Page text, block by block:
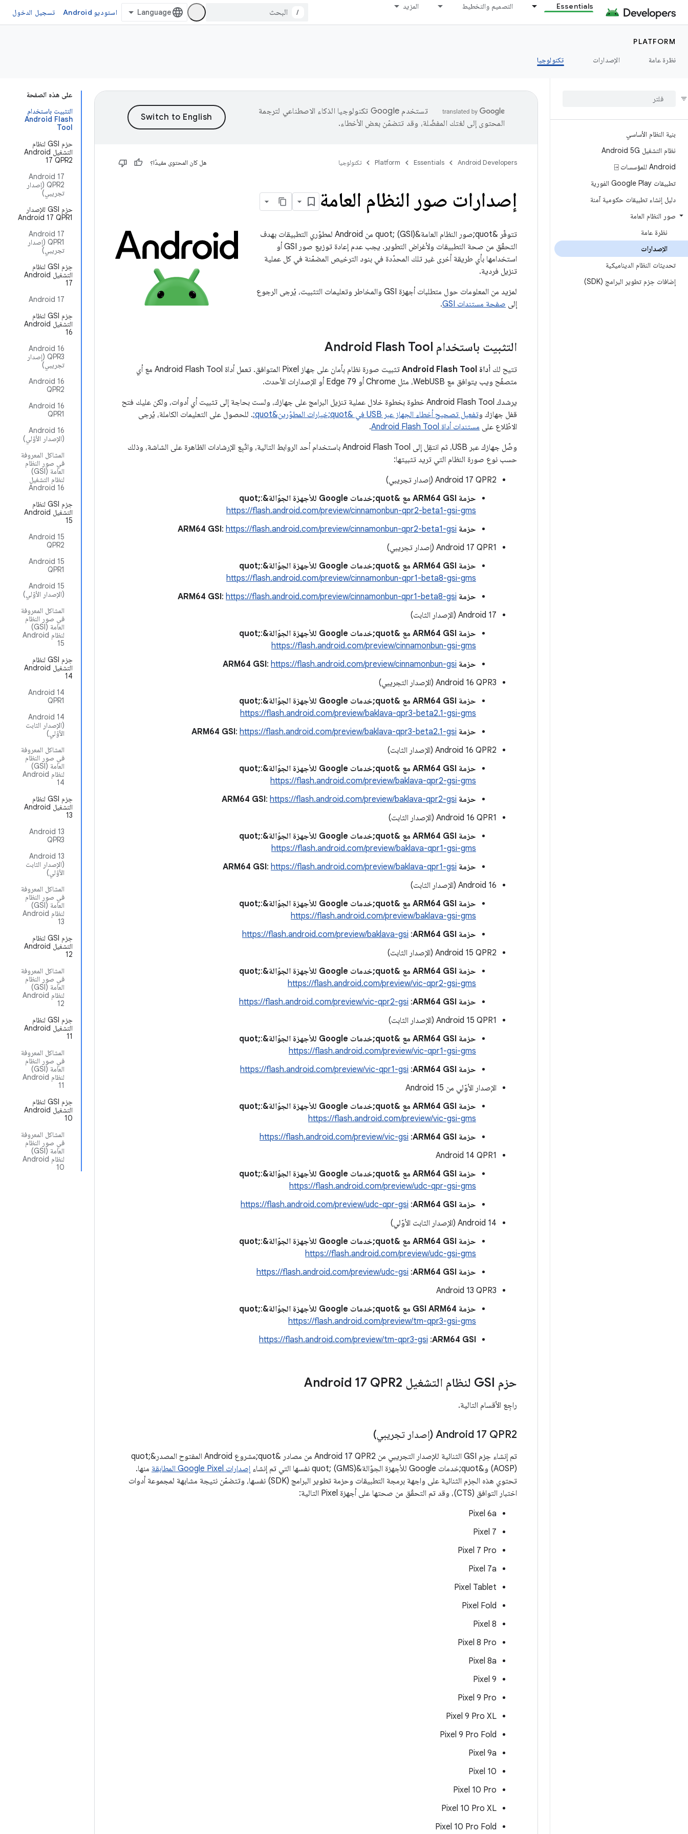
Essentials التصميم والتخطيط المزيد
/ استوديو Android تسجيل الدخول
PLATFORM
نظرة عامة
الإصدارات تكنولوجيا
بنية النظام الأساسي
نظام التشغيل Android 5G
Android للمؤسسات ⍈
تطبيقات Google Play الفورية
دليل إنشاء تطبيقات حكومية آمنة
صور النظام العامة
نظرة عامة
الإصدارات
تحديثات النظام الديناميكية
إضافات حِزم تطوير البرامج (SDK)
على هذه الصفحة
التثبيت باستخدام
Android Flash
Tool
حزم GSI لنظام
التشغيل Android
17 QPR2
‫Android 17
QPR2 (إصدار
تجريبي)
حزم GSI للإصدار
Android 17 QPR1
‫Android 17
QPR1 (إصدار
تجريبي)
حِزم GSI لنظام
التشغيل Android
17
Android 17
حِزم GSI لنظام
التشغيل Android
16
‫Android 16
QPR3 (إصدار
تجريبي)
‫Android 16
QPR2
‫Android 16
QPR1
‫Android 16
(الإصدار الأوّلي)
المشاكل المعروفة
في صور النظام
العامة (GSI)
لنظام التشغيل
Android 16
حِزم GSI لنظام
التشغيل Android
15
‫Android 15
QPR2
‫Android 15
QPR1
‫Android 15
(الإصدار الأوّلي)
المشاكل المعروفة
في صور النظام
العامة (GSI)
لنظام Android
15
حِزم GSI لنظام
التشغيل Android
14
‫Android 14
QPR1
‫Android 14
(الإصدار الثابت
الأوّلي)
المشاكل المعروفة
في صور النظام
العامة (GSI)
لنظام Android
14
حِزم GSI لنظام
التشغيل Android
13
‫Android 13
QPR3
‫Android 13
(الإصدار الثابت
الأوّلي)
المشاكل المعروفة
في صور النظام
العامة (GSI)
لنظام Android
13
حِزم GSI لنظام
التشغيل Android
12
المشاكل المعروفة
في صور النظام
العامة (GSI)
لنظام Android
12
حِزم GSI لنظام
التشغيل Android
11
المشاكل المعروفة
في صور النظام
العامة (GSI)
لنظام Android
11
حِزم GSI لنظام
التشغيل Android
10
المشاكل المعروفة
في صور النظام
العامة (GSI)
لنظام Android
10
تستخدم Google تكنولوجيا الذكاء الاصطناعي لترجمة
المحتوى إلى لغتك المفضّلة، وقد تتضمّن بعض الأخطاء.
Android Developers
Essentials
Platform تكنولوجيا هل كان المحتوى مفيدًا؟
إصدارات صور النظام العامة
تتوفّر &quot;صور النظام العامة&quot; (GSI) من Android لمطوّري التطبيقات بهدف
التحقّق من صحة التطبيقات ولأغراض التطوير. يجب عدم إعادة توزيع صور GSI أو
استخدامها بأي طريقة أخرى غير تلك المحدّدة في بنود الترخيص المضمّنة في كل عملية
تنزيل فردية.
لمزيد من المعلومات حول متطلبات أجهزة GSI والمخاطر وتعليمات التثبيت، يُرجى الرجوع
إلى صفحة مستندات GSI .
التثبيت باستخدام Android Flash Tool
تتيح لك أداة Android Flash Tool
تثبيت صورة نظام بأمان على جهاز Pixel المتوافق. تعمل أداة Android Flash Tool مع أي
متصفّح ويب يتوافق مع WebUSB، مثل Chrome أو Edge 79 أو الإصدارات الأحدث.
يرشدك Android Flash Tool خطوة بخطوة خلال عملية تنزيل البرامج على جهازك، ولست بحاجة إلى تثبيت أي أدوات، ولكن عليك فتح
قفل جهازك وتفعيل تصحيح أخطاء الجهاز عبر USB في &quot;خيارات المطوّرين&quot;
. للحصول على التعليمات الكاملة، يُرجى
الاطّلاع على مستندات أداة Android Flash Tool
.
وصِّل جهازك عبر USB، ثم انتقِل إلى Android Flash Tool باستخدام أحد الروابط التالية، واتّبِع الإرشادات الظاهرة على الشاشة، وذلك
حسب نوع صورة النظام التي تريد تثبيتها:
‫Android 17 QPR2 (إصدار تجريبي)
حزمة ARM64 GSI مع &quot;خدمات Google للأجهزة الجوّالة&quot;
:
https://flash.android.com/preview/cinnamonbun-qpr2-beta1-gsi-gms
حزمة ARM64 GSI
: https://flash.android.com/preview/cinnamonbun-qpr2-beta1-gsi
‫Android 17 QPR1 (إصدار تجريبي)
حزمة ARM64 GSI مع &quot;خدمات Google للأجهزة الجوّالة&quot;
:
https://flash.android.com/preview/cinnamonbun-qpr1-beta8-gsi-gms
حزمة ARM64 GSI
: https://flash.android.com/preview/cinnamonbun-qpr1-beta8-gsi
‫17 Android (الإصدار الثابت)
حزمة ARM64 GSI مع &quot;خدمات Google للأجهزة الجوّالة&quot;
:
https://flash.android.com/preview/cinnamonbun-gsi-gms
حزمة ARM64 GSI
: https://flash.android.com/preview/cinnamonbun-gsi
‫Android 16 QPR3 (الإصدار التجريبي)
حزمة ARM64 GSI مع &quot;خدمات Google للأجهزة الجوّالة&quot;
:
https://flash.android.com/preview/baklava-qpr3-beta2.1-gsi-gms
حزمة ARM64 GSI
: https://flash.android.com/preview/baklava-qpr3-beta2.1-gsi
‫Android 16 QPR2 (الإصدار الثابت)
حزمة ARM64 GSI مع &quot;خدمات Google للأجهزة الجوّالة&quot;
:
https://flash.android.com/preview/baklava-qpr2-gsi-gms
حزمة ARM64 GSI
: https://flash.android.com/preview/baklava-qpr2-gsi
‫Android 16 QPR1 (الإصدار الثابت)
حزمة ARM64 GSI مع &quot;خدمات Google للأجهزة الجوّالة&quot;
:
https://flash.android.com/preview/baklava-qpr1-gsi-gms
حزمة ARM64 GSI
: https://flash.android.com/preview/baklava-qpr1-gsi
‫16 Android (الإصدار الثابت)
حزمة ARM64 GSI مع &quot;خدمات Google للأجهزة الجوّالة&quot;
:
https://flash.android.com/preview/baklava-gsi-gms
حزمة ARM64 GSI
:‏
https://flash.android.com/preview/baklava-gsi
‫Android 15 QPR2 (الإصدار الثابت)
حزمة ARM64 GSI مع &quot;خدمات Google للأجهزة الجوّالة&quot;
:
https://flash.android.com/preview/vic-qpr2-gsi-gms
حزمة ARM64 GSI
:‏
https://flash.android.com/preview/vic-qpr2-gsi
‫Android 15 QPR1 (الإصدار الثابت)
حزمة ARM64 GSI مع &quot;خدمات Google للأجهزة الجوّالة&quot;
:
https://flash.android.com/preview/vic-qpr1-gsi-gms
حزمة ARM64 GSI
:‏
https://flash.android.com/preview/vic-qpr1-gsi
الإصدار الأوّلي من Android 15
حزمة ARM64 GSI مع &quot;خدمات Google للأجهزة الجوّالة&quot;
:
https://flash.android.com/preview/vic-gsi-gms
حزمة ARM64 GSI
:‏
https://flash.android.com/preview/vic-gsi
‫Android 14 QPR1
حزمة ARM64 GSI مع &quot;خدمات Google للأجهزة الجوّالة&quot;
:
https://flash.android.com/preview/udc-qpr-gsi-gms
حزمة ARM64 GSI
:‏
https://flash.android.com/preview/udc-qpr-gsi
‫Android 14 (الإصدار الثابت الأوّلي)
حزمة ARM64 GSI مع &quot;خدمات Google للأجهزة الجوّالة&quot;
:
https://flash.android.com/preview/udc-gsi-gms
حزمة ARM64 GSI
:‏
https://flash.android.com/preview/udc-gsi
‫Android 13 QPR3
حزمة GSI ARM64 مع &quot;خدمات Google للأجهزة الجوّالة&quot;
:
https://flash.android.com/preview/tm-qpr3-gsi-gms
ARM64 GSI
:‏
https://flash.android.com/preview/tm-qpr3-gsi
حزم GSI لنظام التشغيل Android 17 QPR2
راجِع الأقسام التالية.
‫Android 17 QPR2 (إصدار تجريبي)
تم إنشاء حِزم GSI الثنائية للإصدار التجريبي من Android 17 QPR2 من مصادر &quot;مشروع Android المفتوح المصدر&quot;
(AOSP) و&quot;خدمات Google للأجهزة الجوّالة&quot; (GMS) نفسها التي تم إنشاء
إصدارات Google Pixel المطابقة
منها.
تحتوي هذه الحِزم الثنائية على واجهة برمجة التطبيقات وحزمة تطوير البرامج (SDK) نفسها، وتتضمّن نتيجة مشابهة لمجموعة أدوات
اختبار التوافق (CTS)، وقد تم التحقّق من صحتها على أجهزة Pixel التالية:
Pixel 6a
Pixel 7
Pixel 7 Pro
Pixel 7a
Pixel Tablet
Pixel Fold
Pixel 8
Pixel 8 Pro
Pixel 8a
Pixel 9
Pixel 9 Pro
Pixel 9 Pro XL
Pixel 9 Pro Fold
Pixel 9a
Pixel 10
Pixel 10 Pro
Pixel 10 Pro XL
Pixel 10 Pro Fold